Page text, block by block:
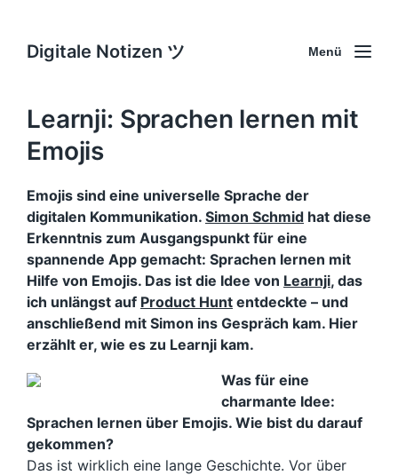
Digitale Notizen ツ Menü
Learnji: Sprachen lernen mit
Emojis
Emojis sind eine universelle Sprache der
digitalen Kommunikation. Simon Schmid hat diese
Erkenntnis zum Ausgangspunkt für eine
spannende App gemacht: Sprachen lernen mit
Hilfe von Emojis. Das ist die Idee von Learnji, das
ich unlängst auf Product Hunt entdeckte – und
anschließend mit Simon ins Gespräch kam. Hier
erzählt er, wie es zu Learnji kam.
Was für eine
charmante Idee:
Sprachen lernen über Emojis. Wie bist du darauf
gekommen?
Das ist wirklich eine lange Geschichte. Vor über